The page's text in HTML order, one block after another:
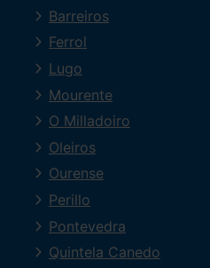
Barreiros
Ferrol
Lugo
Mourente
O Milladoiro
Oleiros
Ourense
Perillo
Pontevedra
Quintela Canedo